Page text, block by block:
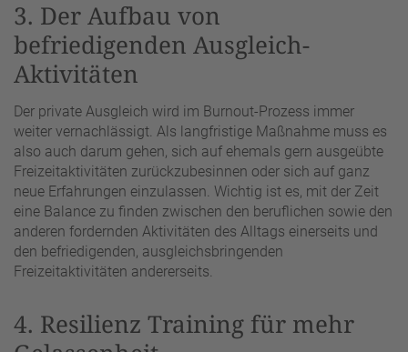
3. Der Aufbau von
befriedigenden Ausgleich-
Aktivitäten
Der private Ausgleich wird im Burnout-Prozess immer
weiter vernachlässigt. Als langfristige Maßnahme muss es
also auch darum gehen, sich auf ehemals gern ausgeübte
Freizeitaktivitäten zurückzubesinnen oder sich auf ganz
neue Erfahrungen einzulassen. Wichtig ist es, mit der Zeit
eine Balance zu finden zwischen den beruflichen sowie den
anderen fordernden Aktivitäten des Alltags einerseits und
den befriedigenden, ausgleichsbringenden
Freizeitaktivitäten andererseits.
4. Resilienz Training für mehr